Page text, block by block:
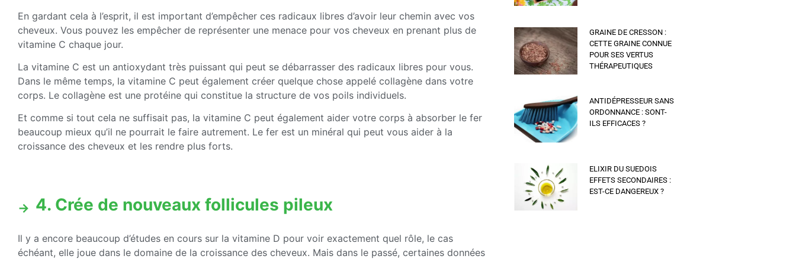
En gardant cela à l’esprit, il est important d’empêcher ces radicaux libres d’avoir leur chemin avec vos
cheveux. Vous pouvez les empêcher de représenter une menace pour vos cheveux en prenant plus de
vitamine C chaque jour.
La vitamine C est un antioxydant très puissant qui peut se débarrasser des radicaux libres pour vous.
Dans le même temps, la vitamine C peut également créer quelque chose appelé collagène dans votre
corps. Le collagène est une protéine qui constitue la structure de vos poils individuels.
Et comme si tout cela ne suffisait pas, la vitamine C peut également aider votre corps à absorber le fer
beaucoup mieux qu’il ne pourrait le faire autrement. Le fer est un minéral qui peut vous aider à la
croissance des cheveux et les rendre plus forts.
4. Crée de nouveaux follicules pileux
Il y a encore beaucoup d’études en cours sur la vitamine D pour voir exactement quel rôle, le cas
échéant, elle joue dans le domaine de la croissance des cheveux. Mais dans le passé, certaines données
GRAINE DE CRESSON :
CETTE GRAINE CONNUE
POUR SES VERTUS
THÉRAPEUTIQUES
ANTIDÉPRESSEUR SANS
ORDONNANCE : SONT-
ILS EFFICACES ?
ELIXIR DU SUEDOIS
EFFETS SECONDAIRES :
EST-CE DANGEREUX ?